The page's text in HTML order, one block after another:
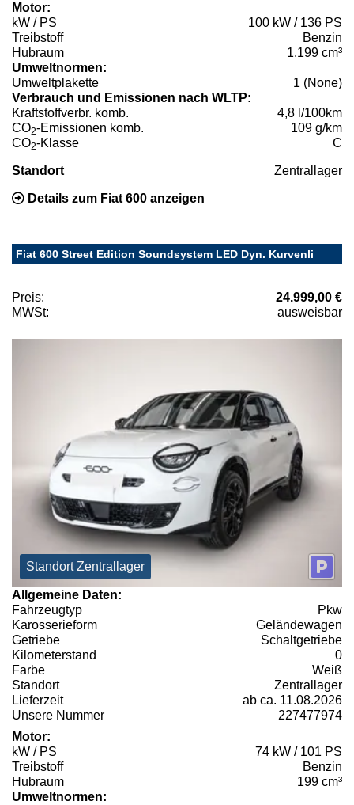
Motor:
kW / PS
100 kW / 136 PS
Treibstoff
Benzin
Hubraum
1.199 cm³
Umweltnormen:
Umweltplakette
1 (None)
Verbrauch und Emissionen nach WLTP:
Kraftstoffverbr. komb.
4,8 l/100km
CO2-Emissionen komb.
109 g/km
CO2-Klasse C
Standort Zentrallager
Details zum Fiat 600 anzeigen
Fiat 600 Street Edition Soundsystem LED Dyn. Kurvenli
Preis:
24.999,00 €
MWSt:
ausweisbar
Standort Zentrallager
Allgemeine Daten:
Fahrzeugtyp
Pkw
Karosserieform
Geländewagen
Getriebe
Schaltgetriebe
Kilometerstand
0
Farbe
Weiß
Standort
Zentrallager
Lieferzeit
ab ca. 11.08.2026
Unsere Nummer
227477974
Motor:
kW / PS
74 kW / 101 PS
Treibstoff
Benzin
Hubraum
199 cm³
Umweltnormen: